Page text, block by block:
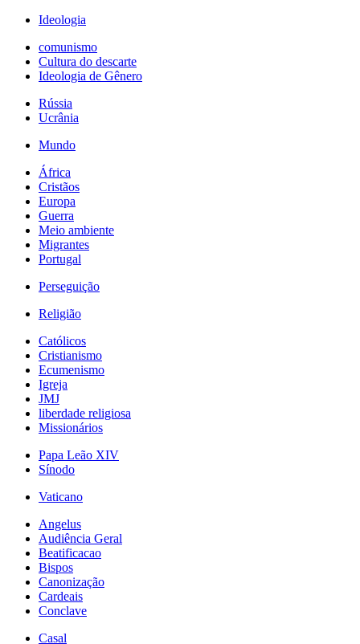
Ideologia
comunismo
Cultura do descarte
Ideologia de Gênero
Rússia
Ucrânia
Mundo
África
Cristãos
Europa
Guerra
Meio ambiente
Migrantes
Portugal
Perseguição
Religião
Católicos
Cristianismo
Ecumenismo
Igreja
JMJ
liberdade religiosa
Missionários
Papa Leão XIV
Sínodo
Vaticano
Angelus
Audiência Geral
Beatificacao
Bispos
Canonização
Cardeais
Conclave
Casal